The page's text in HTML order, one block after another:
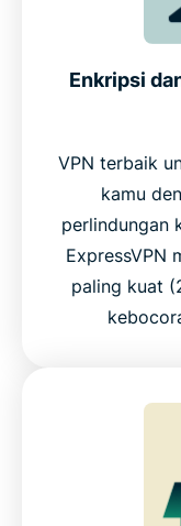
Enkripsi
VPN terbaik
kamu
perlindungan
ExpressVPN
paling kuat